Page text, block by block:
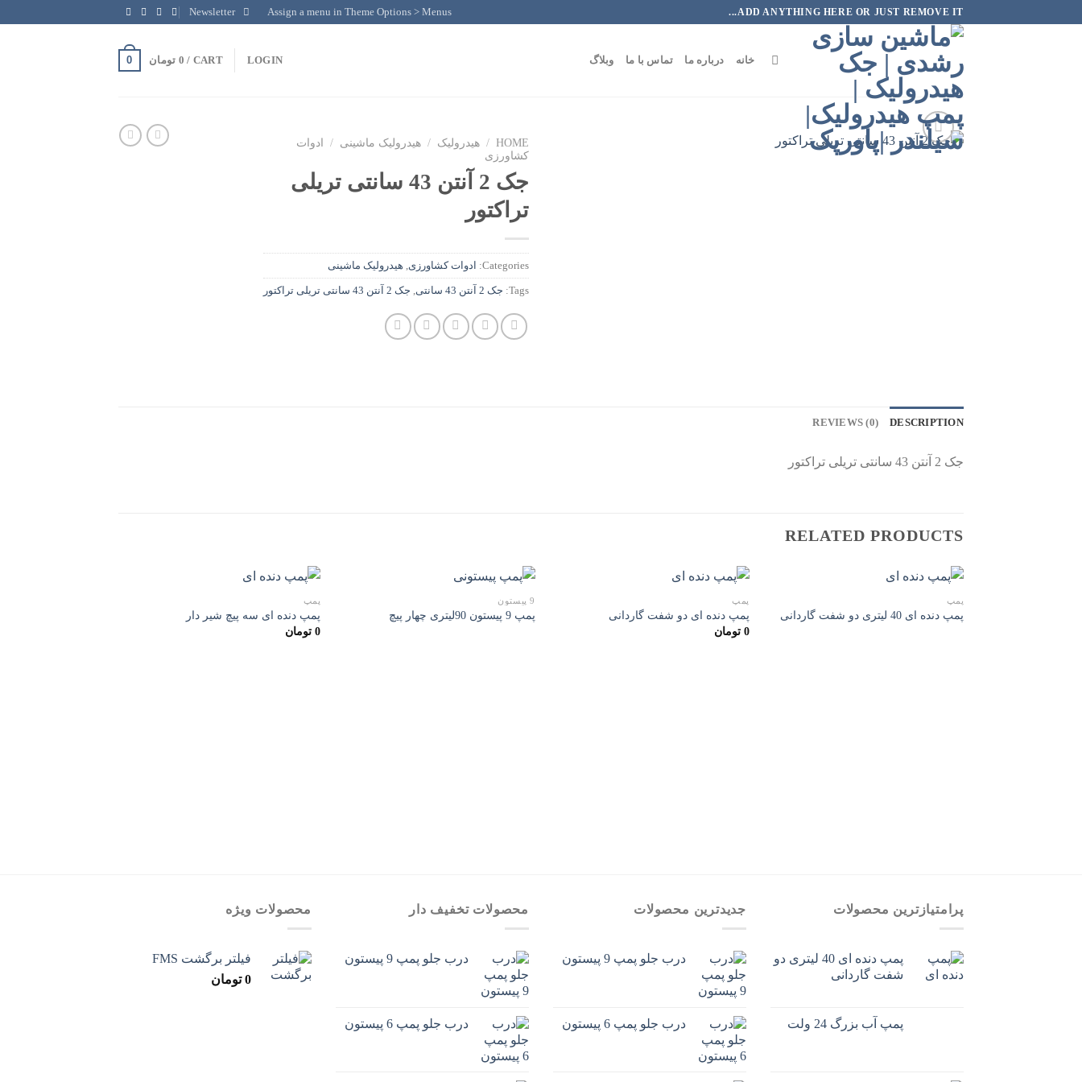
به
ADD ANYTHING HERE OR JUST REMOVE IT...
Assign a menu in Theme Options > Menus
Newsletter
خانه درباره ما تماس با ما وبلاگ LOGIN
CART /
0 تومان 0
HOME
/ هیدرولیک / هیدرولیک ماشینی /
ادوات
کشاورزی
جک 2 آنتن 43 سانتی تریلی
تراکتور
Categories: ادوات کشاورزی هیدرولیک ماشینی
Tags: جک 2 آنتن 43 سانتی جک 2 آنتن 43 سانتی تریلی تراکتور
DESCRIPTION
REVIEWS (0)
جک 2 آنتن 43 سانتی تریلی تراکتور
RELATED PRODUCTS
پمپ
پمپ دنده ای 40 لیتری دو شفت گاردانی
پمپ
پمپ دنده ای دو شفت گاردانی
0 تومان
9 پیستون
پمپ 9 پیستون 90لیتری چهار پیچ
پمپ
پمپ دنده ای سه پیچ شیر دار
0 تومان
پرامتیازترین محصولات
پمپ دنده ای 40 لیتری دو
شفت گاردانی
پمپ آب بزرگ 24 ولت
جدیدترین محصولات
درب جلو پمپ 9 پیستون
درب جلو پمپ 6 پیستون
محصولات تخفیف دار
درب جلو پمپ 9 پیستون
درب جلو پمپ 6 پیستون
محصولات ویژه
فیلتر برگشت FMS
0 تومان